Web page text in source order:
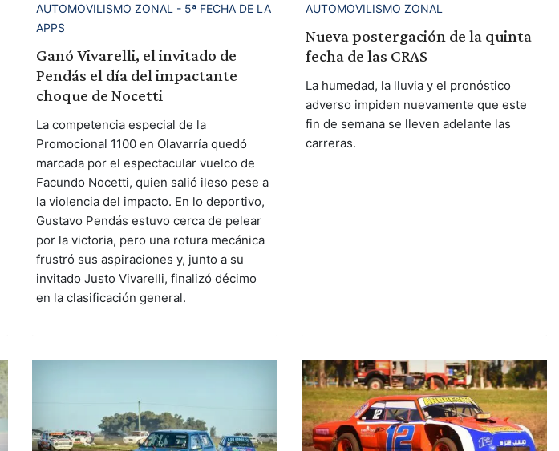
AUTOMOVILISMO ZONAL - 5ª FECHA DE LA
APPS
Ganó Vivarelli, el invitado de
Pendás el día del impactante
choque de Nocetti
La competencia especial de la
Promocional 1100 en Olavarría quedó
marcada por el espectacular vuelco de
Facundo Nocetti, quien salió ileso pese a
la violencia del impacto. En lo deportivo,
Gustavo Pendás estuvo cerca de pelear
por la victoria, pero una rotura mecánica
frustró sus aspiraciones y, junto a su
invitado Justo Vivarelli, finalizó décimo
en la clasificación general.
AUTOMOVILISMO ZONAL
Nueva postergación de la quinta
fecha de las CRAS
La humedad, la lluvia y el pronóstico
adverso impiden nuevamente que este
fin de semana se lleven adelante las
carreras.